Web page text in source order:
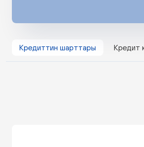
Кредиттин шарттары Кредит